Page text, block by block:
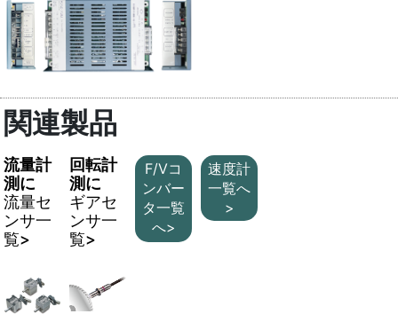
関連製品
流量計
測に
流量セ
ンサ一
覧>
回転計
測に
ギアセ
ンサ一
覧>
F/Vコ
ンバー
タ一覧
へ>
速度計
一覧へ
>